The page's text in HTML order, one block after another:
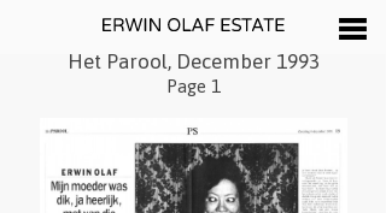
Het Parool, December 1993
Page 1